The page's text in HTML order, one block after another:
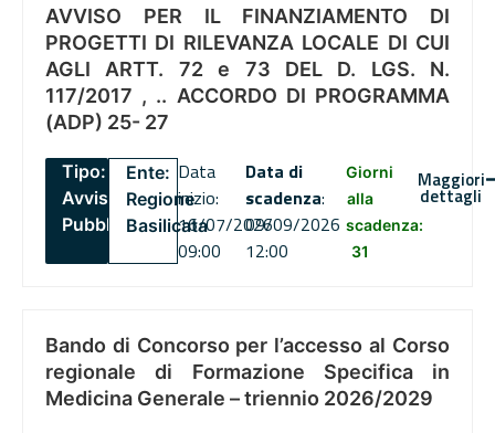
AVVISO PER IL FINANZIAMENTO DI
PROGETTI DI RILEVANZA LOCALE DI CUI
AGLI ARTT. 72 e 73 DEL D. LGS. N.
117/2017 , .. ACCORDO DI PROGRAMMA
(ADP) 25- 27
Tipo:
Avviso
Pubblico
Ente:
Regione
Basilicata
Data
inizio:
16/07/2026
09:00
Data di
scadenza:
09/09/2026
12:00
Giorni
alla
scadenza:
31
Maggiori
dettagli
Bando di Concorso per l’accesso al Corso
regionale di Formazione Specifica in
Medicina Generale – triennio 2026/2029